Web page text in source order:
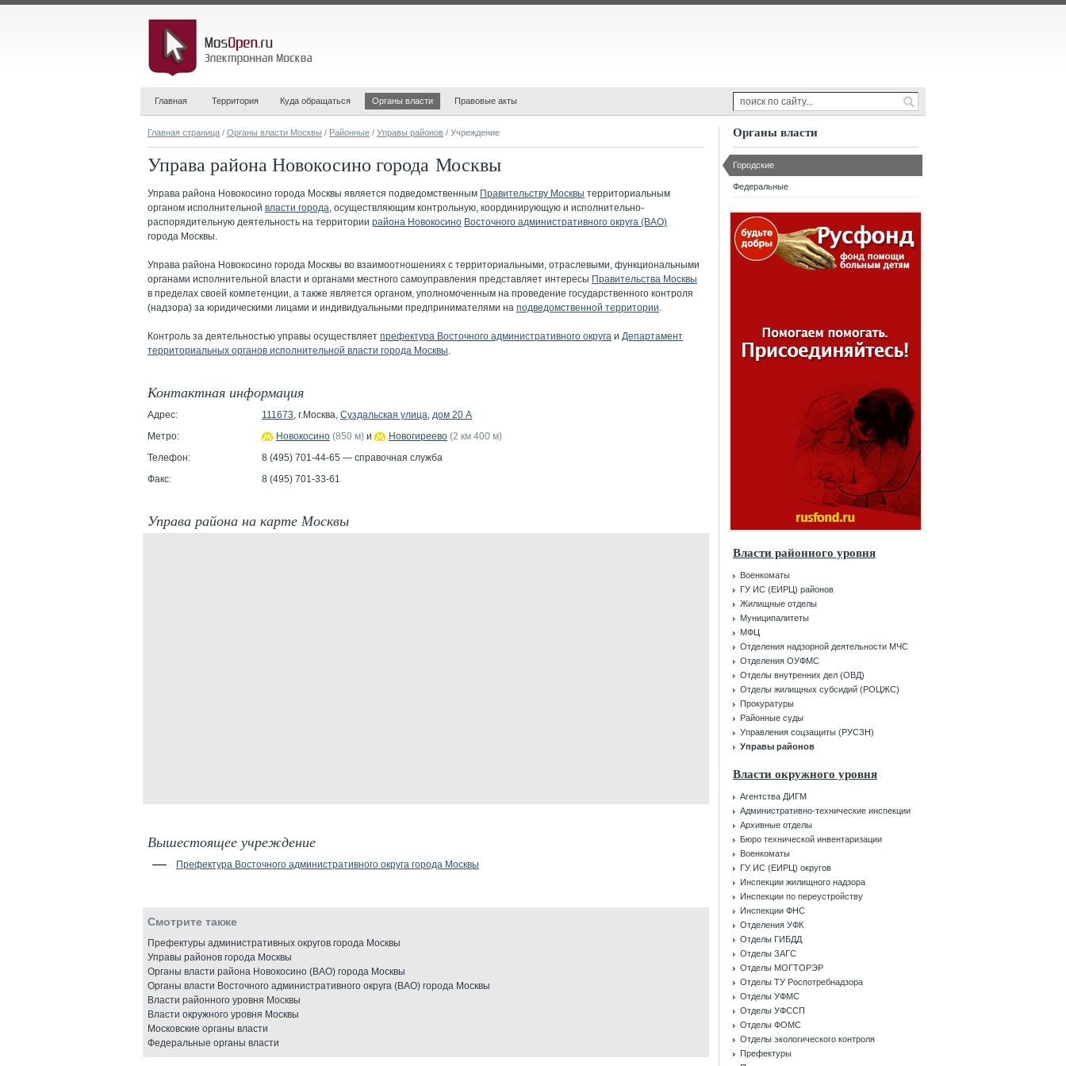
Главная Территория Куда обращаться Органы власти Правовые акты
Главная страница / Органы власти Москвы / Районные / Управы районов / Учреждение
Управа района Новокосино города Москвы
Управа района Новокосино города Москвы является подведомственным Правительству Москвы территориальным
органом исполнительной власти города, осуществляющим контрольную, координирующую и исполнительно-
распорядительную деятельность на территории района Новокосино Восточного административного округа (ВАО)
города Москвы.
Управа района Новокосино города Москвы во взаимоотношениях с территориальными, отраслевыми, функциональными
органами исполнительной власти и органами местного самоуправления представляет интересы Правительства Москвы
в пределах своей компетенции, а также является органом, уполномоченным на проведение государственного контроля
(надзора) за юридическими лицами и индивидуальными предпринимателями на подведомственной территории.
Контроль за деятельностью управы осуществляет префектура Восточного административного округа и Департамент
территориальных органов исполнительной власти города Москвы.
Контактная информация
Адрес: 111673, г.Москва, Суздальская улица, дом 20 А
Метро:
Новокосино (850 м) и Новогиреево (2 км 400 м)
Телефон:
8 (495) 701-44-65 — справочная служба
Факс:
8 (495) 701-33-61
Управа района на карте Москвы
Вышестоящее учреждение
Префектура Восточного административного округа города Москвы
Смотрите также
Префектуры административных округов города Москвы
Управы районов города Москвы
Органы власти района Новокосино (ВАО) города Москвы
Органы власти Восточного административного округа (ВАО) города Москвы
Власти районного уровня Москвы
Власти окружного уровня Москвы
Московские органы власти
Федеральные органы власти
Органы власти
Городские
Федеральные
Власти районного уровня
Военкоматы
ГУ ИС (ЕИРЦ) районов
Жилищные отделы
Муниципалитеты
МФЦ
Отделения надзорной деятельности МЧС
Отделения ОУФМС
Отделы внутренних дел (ОВД)
Отделы жилищных субсидий (РОЦЖС)
Прокуратуры
Районные суды
Управления соцзащиты (РУСЗН)
Управы районов
Власти окружного уровня
Агентства ДИГМ
Административно-технические инспекции
Архивные отделы
Бюро технической инвентаризации
Военкоматы
ГУ ИС (ЕИРЦ) округов
Инспекции жилищного надзора
Инспекции по переустройству
Инспекции ФНС
Отделения УФК
Отделы ГИБДД
Отделы ЗАГС
Отделы МОГТОРЭР
Отделы ТУ Роспотребнадзора
Отделы УФМС
Отделы УФССП
Отделы ФОМС
Отделы экологического контроля
Префектуры